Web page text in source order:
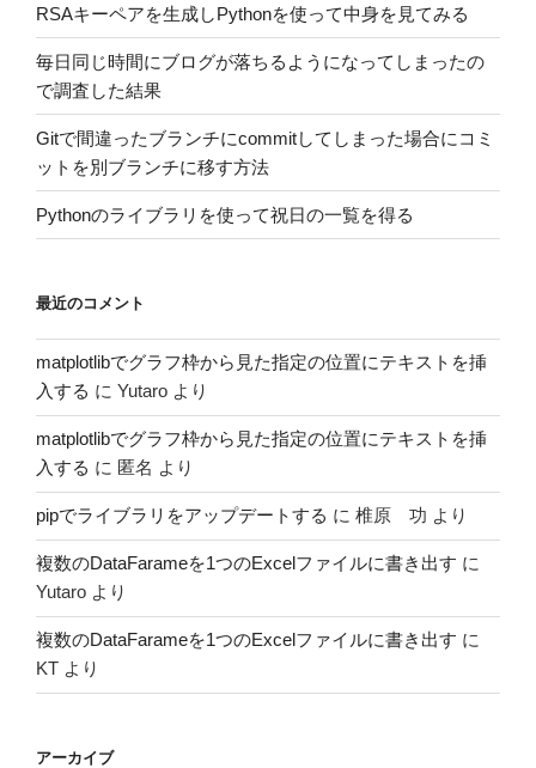
RSAキーペアを生成しPythonを使って中身を見てみる
毎日同じ時間にブログが落ちるようになってしまったの
で調査した結果
Gitで間違ったブランチにcommitしてしまった場合にコミ
ットを別ブランチに移す方法
Pythonのライブラリを使って祝日の一覧を得る
最近のコメント
matplotlibでグラフ枠から見た指定の位置にテキストを挿
入する に Yutaro より
matplotlibでグラフ枠から見た指定の位置にテキストを挿
入する に 匿名 より
pipでライブラリをアップデートする に 椎原 功 より
複数のDataFarameを1つのExcelファイルに書き出す に
Yutaro より
複数のDataFarameを1つのExcelファイルに書き出す に
KT より
アーカイブ